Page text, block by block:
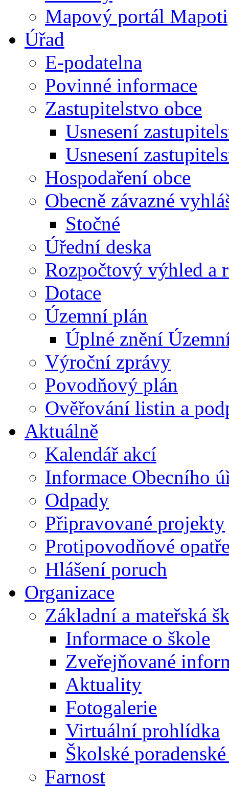
Mapový portál
Úřad
E-podatelna
Povinné informace
Zastupitelstvo obce
Usnesení
Usnesení
Hospodaření obce
Obecně závazné
Stočné
Úřední deska
Rozpočtový výhled a
Dotace
Územní plán
Úplné znění
Výroční zprávy
Povodňový plán
Ověřování listin a
Aktuálně
Kalendář akcí
Informace Obecního
Odpady
Připravované projekty
Protipovodňové
Hlášení poruch
Organizace
Základní a mateřská
Informace o škole
Zveřejňované
Aktuality
Fotogalerie
Virtuální prohlídka
Školské
Farnost